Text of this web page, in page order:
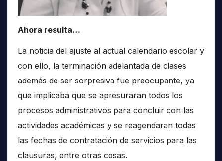
Ahora resulta…
La noticia del ajuste al actual calendario escolar y
con ello, la terminación adelantada de clases
además de ser sorpresiva fue preocupante, ya
que implicaba que se apresuraran todos los
procesos administrativos para concluir con las
actividades académicas y se reagendaran todas
las fechas de contratación de servicios para las
clausuras, entre otras cosas.